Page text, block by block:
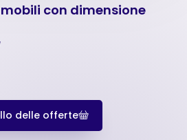
mobili con dimensione
delle offerte